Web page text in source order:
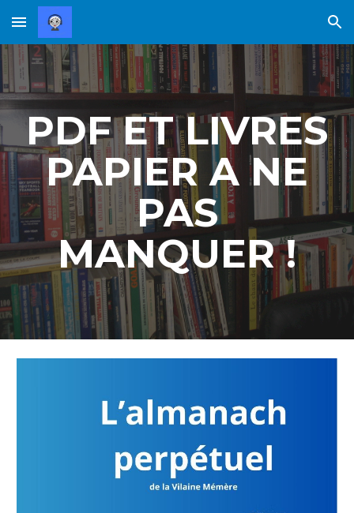
Skip to main content Skip to navigation
PDF ET LIVRES
PAPIER A NE
PAS
MANQUER !